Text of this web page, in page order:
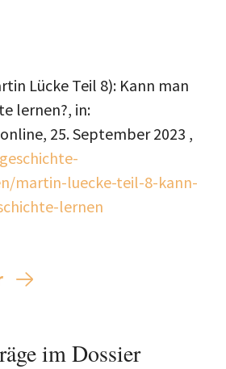
Lücke Teil 8): Kann man
lernen?, in:
25. September 2023 ,
martin-luecke-teil-8-kann-
lernen
im Dossier